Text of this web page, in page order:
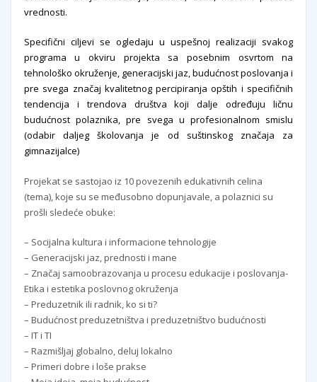
vrednosti.
Specifični ciljevi se ogledaju u uspešnoj realizaciji svakog
programa u okviru projekta sa posebnim osvrtom na
tehnološko okruženje, generacijski jaz, budućnost poslovanja i
pre svega značaj kvalitetnog percipiranja opštih i specifičnih
tendencija i trendova društva koji dalje određuju ličnu
budućnost polaznika, pre svega u profesionalnom smislu
(odabir daljeg školovanja je od suštinskog značaja za
gimnazijalce)
Projekat se sastojao iz 10 povezenih edukativnih celina
(tema), koje su se međusobno dopunjavale, a polaznici su
prošli sledeće obuke:
– Socijalna kultura i informacione tehnologije
– Generacijski jaz, prednosti i mane
– Značaj samoobrazovanja u procesu edukacije i poslovanja-
Etika i estetika poslovnog okruženja
– Preduzetnik ili radnik, ko si ti?
– Budućnost preduzetništva i preduzetništvo budućnosti
– IT i TI
– Razmišljaj globalno, deluj lokalno
– Primeri dobre i loše prakse